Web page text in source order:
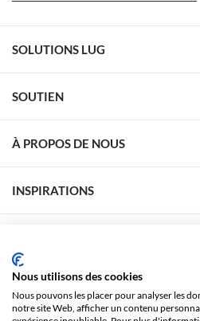
SOLUTIONS LUG
SOUTIEN
À PROPOS DE NOUS
INSPIRATIONS
SUIVEZ-NOUS
Nous utilisons des cookies
Nous pouvons les placer pour analyser les
notre site Web, afficher un contenu